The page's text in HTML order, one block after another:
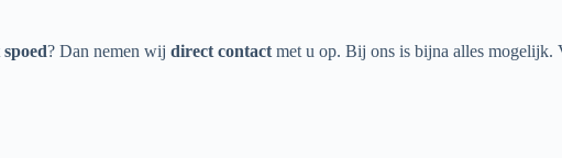
spoed? Dan nemen wij direct contact met u op. Bij ons is bijna alles mogelijk.